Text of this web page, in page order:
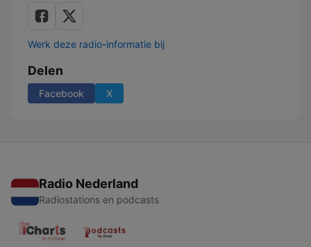
Werk deze radio-informatie bij
Delen
Facebook X
Radio Nederland
Radiostations en podcasts